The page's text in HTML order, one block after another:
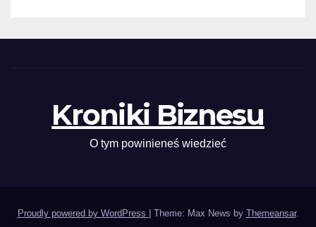
Kroniki Biznesu
O tym powinieneś wiedzieć
Proudly powered by WordPress Theme: Max News by Themeansar.